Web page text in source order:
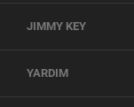
JIMMY KEY
YARDIM